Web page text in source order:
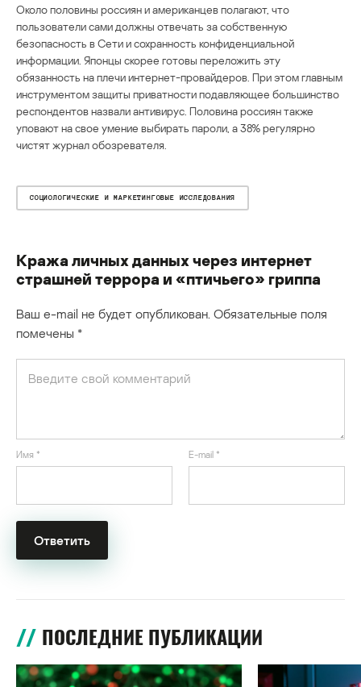
Около половины россиян и американцев полагают, что
пользователи сами должны отвечать за собственную
безопасность в Сети и сохранность конфиденциальной
информации. Японцы скорее готовы переложить эту
обязанность на плечи интернет-провайдеров. При этом главным
инструментом защиты приватности подавляющее большинство
респондентов назвали антивирус. Половина россиян также
уповают на свое умение выбирать пароли, а 38% регулярно
чистят журнал обозревателя.
СОЦИОЛОГИЧЕСКИЕ И МАРКЕТИНГОВЫЕ ИССЛЕДОВАНИЯ
Кража личных данных через интернет
страшней террора и «птичьего» гриппа
Ваш e-mail не будет опубликован. Обязательные поля
помечены *
Имя * E-mail *
ПОСЛЕДНИЕ ПУБЛИКАЦИИ